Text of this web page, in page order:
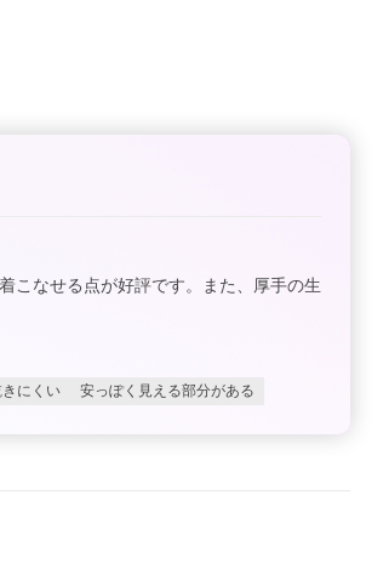
こなせる点が好評です。また、厚手の生
にくい 安っぽく見える部分がある